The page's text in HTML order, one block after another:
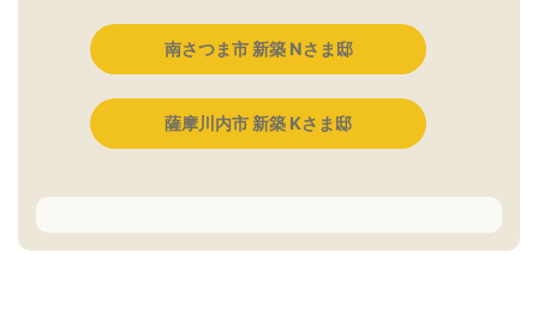
南さつま市 新築 Nさま邸
薩摩川内市 新築 Kさま邸